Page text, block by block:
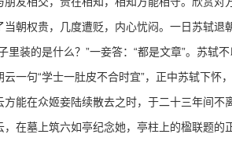
朝权贵，几度遭贬，内心忧闷。一日苏轼退
里装的是什么？”一妾答：“都是文章”。苏轼
一句“学士一肚皮不合时宜”，正中苏轼下怀
方能在众姬妾陆续散去之时，于二十三年间不
，在墓上筑六如亭纪念她，亭柱上的楹联题的